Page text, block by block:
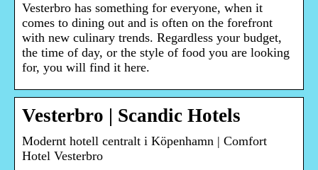
Vesterbro has something for everyone, when it
comes to dining out and is often on the forefront
with new culinary trends. Regardless your budget,
the time of day, or the style of food you are looking
for, you will find it here.
Vesterbro | Scandic Hotels
Modernt hotell centralt i Köpenhamn | Comfort
Hotel Vesterbro